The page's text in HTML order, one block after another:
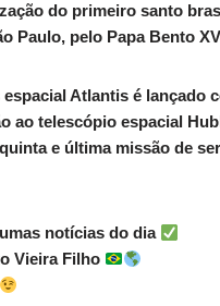
do primeiro santo
Paulo, pelo Papa Bento
espacial Atlantis é lançado
ao telescópio espacial
e última missão de
notícias do dia
Vieira Filho